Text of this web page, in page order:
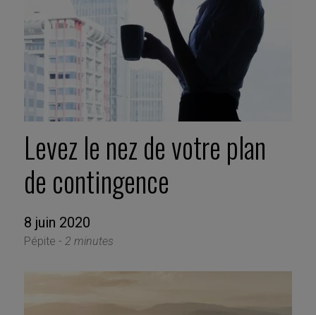
Levez le nez de votre plan
de contingence
8 juin 2020
Pépite - 2 minutes